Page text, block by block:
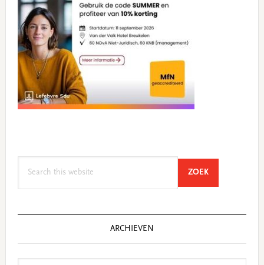
ZOEKSEARCH
ARCHIEVEN